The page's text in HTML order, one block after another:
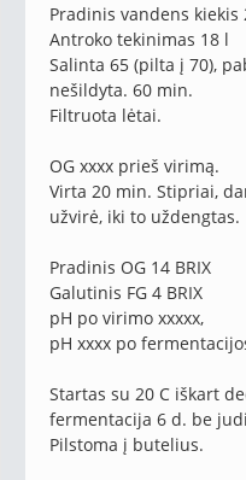
Pradinis vandens kiekis
Antroko tekinimas 18 l
Salinta 65 (pilta į 70),
nešildyta. 60 min.
Filtruota lėtai.
OG xxxx prieš virimą.
Virta 20 min. Stipriai,
užvirė, iki to uždengtas.
Pradinis OG 14 BRIX
Galutinis FG 4 BRIX
pH po virimo xxxxx,
pH xxxx po
Startas su 20 C iškart
fermentacija 6 d. be
Pilstoma į butelius.